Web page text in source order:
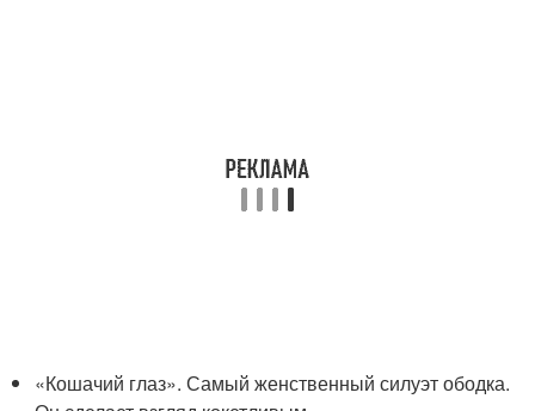
«Кошачий глаз». Самый женственный силуэт ободка.